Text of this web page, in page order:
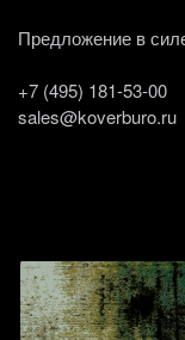
Предложение в
+7 (495) 181-53-00
sales@koverburo.ru